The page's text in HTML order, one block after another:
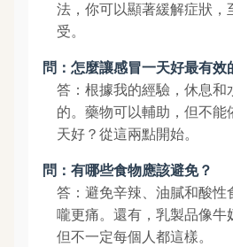
法，你可以顯著緩解症狀，
受。
問：怎麼讓感冒一天好最有效
答：根據我的經驗，休息和
的。藥物可以輔助，但不能
天好？從這兩點開始。
問：有哪些食物應該避免？
答：避免辛辣、油膩和酸性
嚨更痛。還有，乳製品像牛
但不一定每個人都這樣。